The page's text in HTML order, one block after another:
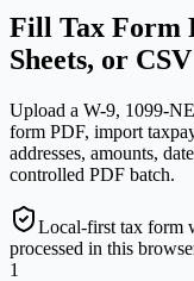
Fill Tax Form
Sheets, or CSV
Upload a W-9, 1099-
form PDF, import
addresses, amounts,
controlled PDF batch.
Local-first tax form
processed in this
1